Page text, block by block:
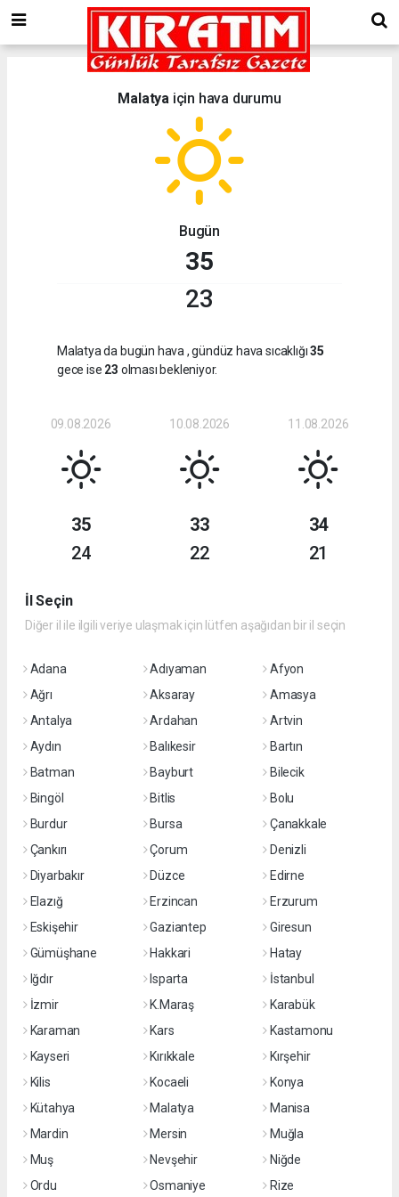
Malatya için hava durumu
Bugün
35
23
Malatya da bugün hava , gündüz hava sıcaklığı35
gece ise 23 olması bekleniyor.
09.08.2026
35
24
10.08.2026
33
22
11.08.2026
34
21
İl Seçin
Diğer il ile ilgili veriye ulaşmak için lütfen aşağıdan bir il seçin
Adana Adıyaman
Afyon
Ağrı
Aksaray
Amasya
Antalya
Ardahan
Artvin
Aydın
Balıkesir
Bartın
Batman
Bayburt
Bilecik
Bingöl
Bitlis
Bolu
Burdur
Bursa
Çanakkale
Çankırı
Çorum
Denizli
Diyarbakır
Düzce
Edirne
Elazığ
Erzincan
Erzurum
Eskişehir
Gaziantep
Giresun
Gümüşhane
Hakkari
Hatay
Iğdır
Isparta
İstanbul
İzmir
K.Maraş
Karabük
Karaman
Kars
Kastamonu
Kayseri
Kırıkkale
Kırşehir
Kilis
Kocaeli
Konya
Kütahya
Malatya
Manisa
Mardin
Mersin
Muğla
Muş
Nevşehir
Niğde
Ordu
Osmaniye Rize